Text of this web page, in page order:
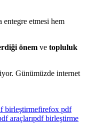
entegre etmesi hem
önem ve topluluk
Günümüzde internet
birleştirmefirefox pdf
araçlarıpdf birleştirme